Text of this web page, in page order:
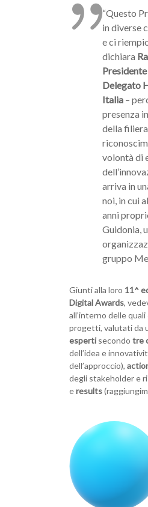
“Questo
in diverse
e ci
dichiara
Delegato
Italia –
presenza
della
volontà di
arriva in
noi, in cui
anni
Guidonia,
gruppo
Giunti alla loro 11^
Digital Awards,
all’interno delle
progetti, valutati da
espertisecondo tre
dell’idea e
dell’approccio),
degli stakeholder e
eresults